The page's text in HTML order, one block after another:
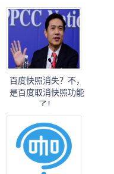
百度快照消失？不，
是百度取消快照功能
了！